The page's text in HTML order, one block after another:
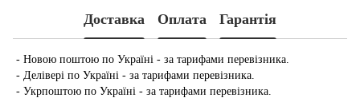
Доставка Оплата Гарантія
- Новою поштою по Україні - за тарифами перевізника.
- Делівері по Україні - за тарифами перевізника.
- Укрпоштою по Україні - за тарифами перевізника.